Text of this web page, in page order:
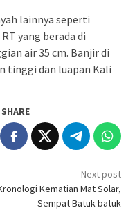
lainnya seperti
yang berada di
air 35 cm. Banjir di
tinggi dan luapan Kali
SHARE
Next post
Kematian Mat Solar,
Sempat Batuk-batuk